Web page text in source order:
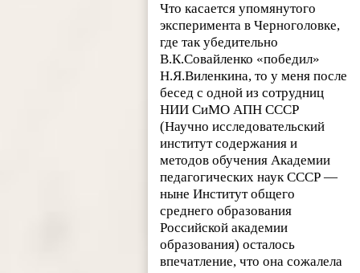
Что касается упомянутого
эксперимента в Черноголовке,
где так убедительно
В.К.Совайленко «победил»
Н.Я.Виленкина, то у меня после
бесед с одной из сотрудниц
НИИ СиМО АПН СССР
(Научно исследовательский
институт содержания и
методов обучения Академии
педагогических наук СССР —
ныне Институт общего
среднего образования
Российской академии
образования) осталось
впечатление, что она сожалела